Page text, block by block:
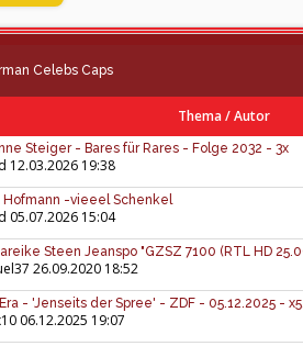
Celebs Caps
Thema/Autor
Steiger - Bares für Rares - Folge 2032 - 3x
12.03.2026 19:38
Hofmann -vieeel Schenkel
05.07.2026 15:04
Steen Jeanspo "GZSZ 7100 (RTL HD
26.09.2020 18:52
- 'Jenseits der Spree' - ZDF - 05.12.2025 -
06.12.2025 19:07